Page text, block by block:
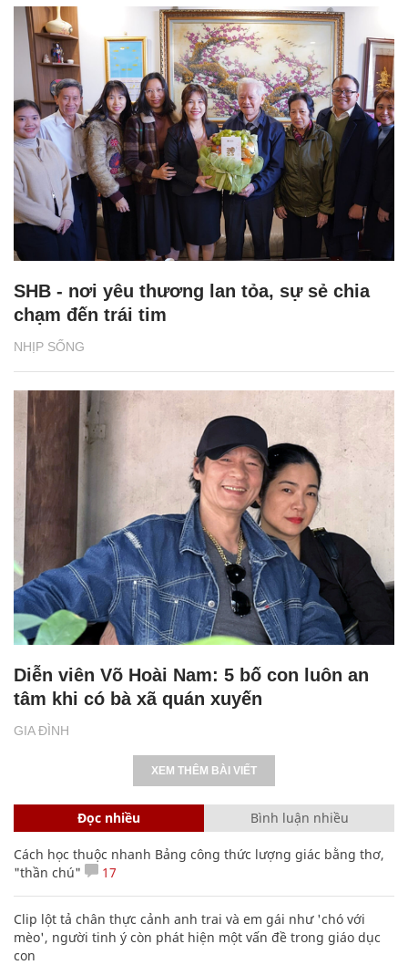
NHỊP SỐNG
SHB - nơi yêu thương lan tỏa, sự sẻ chia
chạm đến trái tim
GIA ĐÌNH
Diễn viên Võ Hoài Nam: 5 bố con luôn an
tâm khi có bà xã quán xuyến
XEM THÊM BÀI VIẾT
Đọc nhiều Bình luận nhiều
Cách học thuộc nhanh Bảng công thức lượng giác bằng thơ,
"thần chú"
17
Clip lột tả chân thực cảnh anh trai và em gái như 'chó với
mèo', người tinh ý còn phát hiện một vấn đề trong giáo dục
con